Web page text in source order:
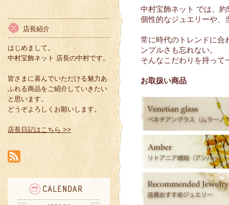
中村宝飾ネット では、
個性的なジュエリーや、
常に時代のトレンドに合
ンプルさも忘れない。
そんなこだわりを持って
お取扱い商品
店長紹介
はじめまして。
中村宝飾ネット 店長の中村です。
皆さまに喜んでいただける魅力あ
ふれる商品をご紹介していきたい
と思います。
どうぞよろしくお願いします。
店長日記はこちら >>